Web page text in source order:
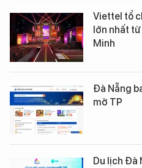
Viettel tổ
lớn nhất
Minh
Đà Nẵng
mở TP
Du lịch Đà